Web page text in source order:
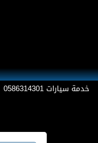
خدمة سيارات 0586314301